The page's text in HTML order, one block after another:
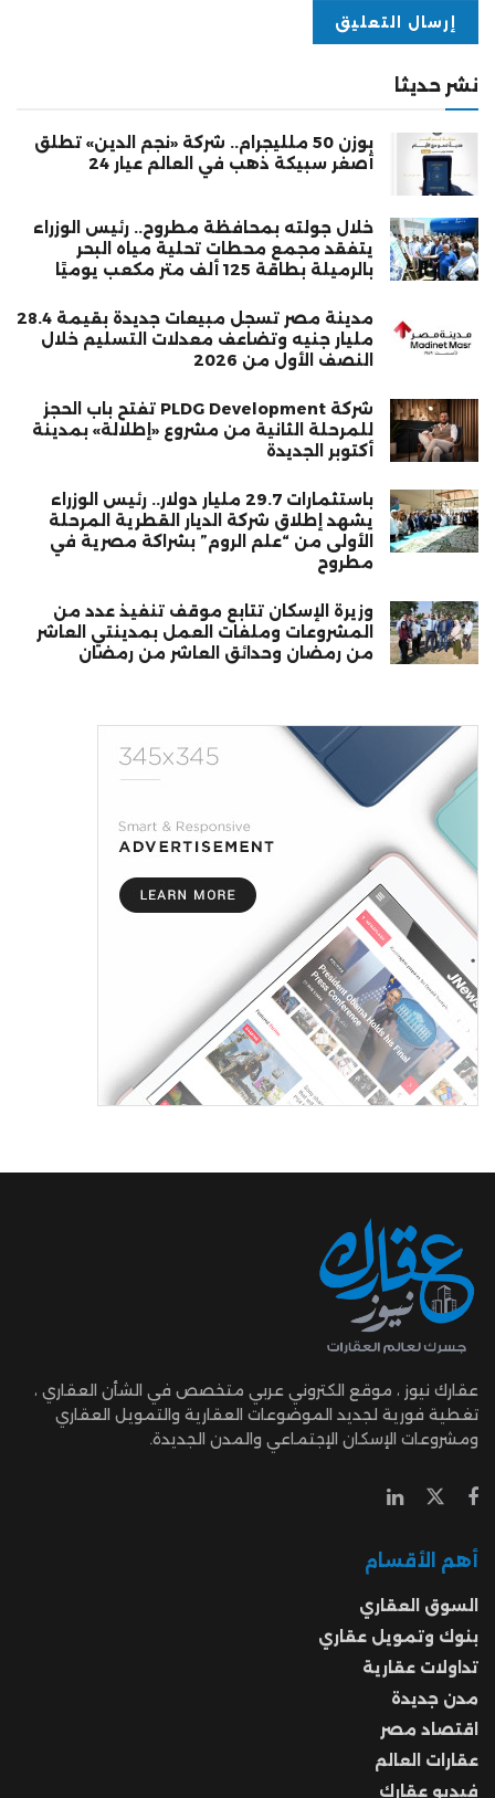
نشر حديثا
بوزن 50 ملليجرام.. شركة «نجم الدين» تطلق
أصغر سبيكة ذهب في العالم عيار 24
خلال جولته بمحافظة مطروح.. رئيس الوزراء
يتفقد مجمع محطات تحلية مياه البحر
بالرميلة بطاقة 125 ألف متر مكعب يوميًا
مدينة مصر تسجل مبيعات جديدة بقيمة 28.4
مليار جنيه وتضاعف معدلات التسليم خلال
النصف الأول من 2026
شركة PLDG Development تفتح باب الحجز
للمرحلة الثانية من مشروع «إطلالة» بمدينة
أكتوبر الجديدة
باستثمارات 29.7 مليار دولار.. رئيس الوزراء
يشهد إطلاق شركة الديار القطرية المرحلة
الأولى من “علم الروم” بشراكة مصرية في
مطروح
وزيرة الإسكان تتابع موقف تنفيذ عدد من
المشروعات وملفات العمل بمدينتي العاشر
من رمضان وحدائق العاشر من رمضان
عقارك نيوز ، موقع الكتروني عربي متخصص في الشأن العقاري ،
تغطية فورية لجديد الموضوعات العقارية والتمويل العقاري
ومشروعات الإسكان الإجتماعي والمدن الجديدة.
أهم الأقسام
السوق العقاري
بنوك وتمويل عقاري
تداولات عقارية
مدن جديدة
اقتصاد مصر
عقارات العالم
فيديو عقارك